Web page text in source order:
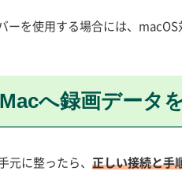
ーを使用する場合には、
へ録画データ
元に整ったら、 正しい接続と手